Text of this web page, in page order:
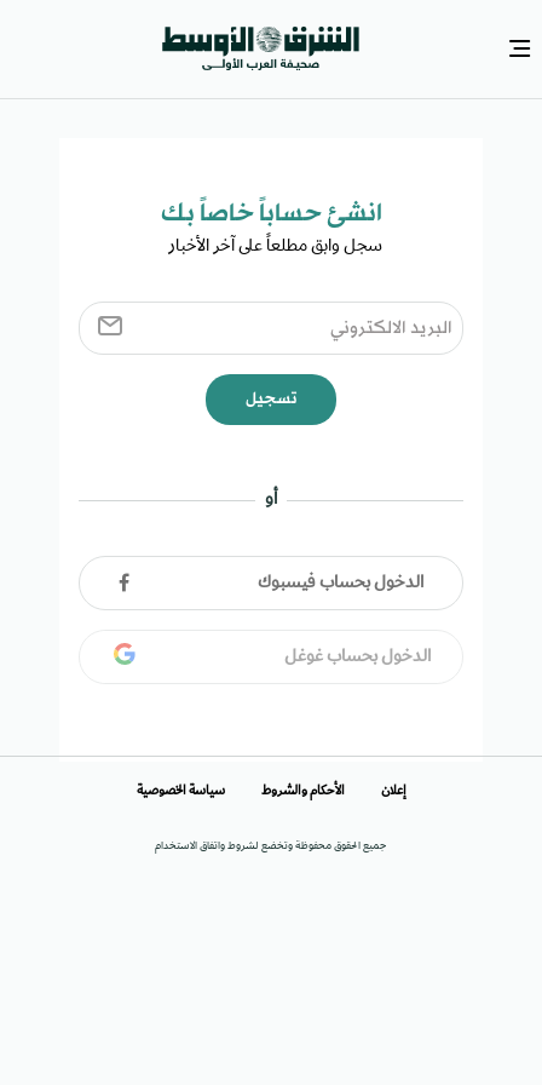
انشئ حساباً خاصاً بك​
سجل وابق مطلعاً على آخر الأخبار ​
تسجيل
أو
الدخول بحساب فيسبوك
الدخول بحساب غوغل
جميع الحقوق محفوظة وتخضع لشروط واتفاق الاستخدام
إعلان الأحكام والشروط سياسة الخصوصية